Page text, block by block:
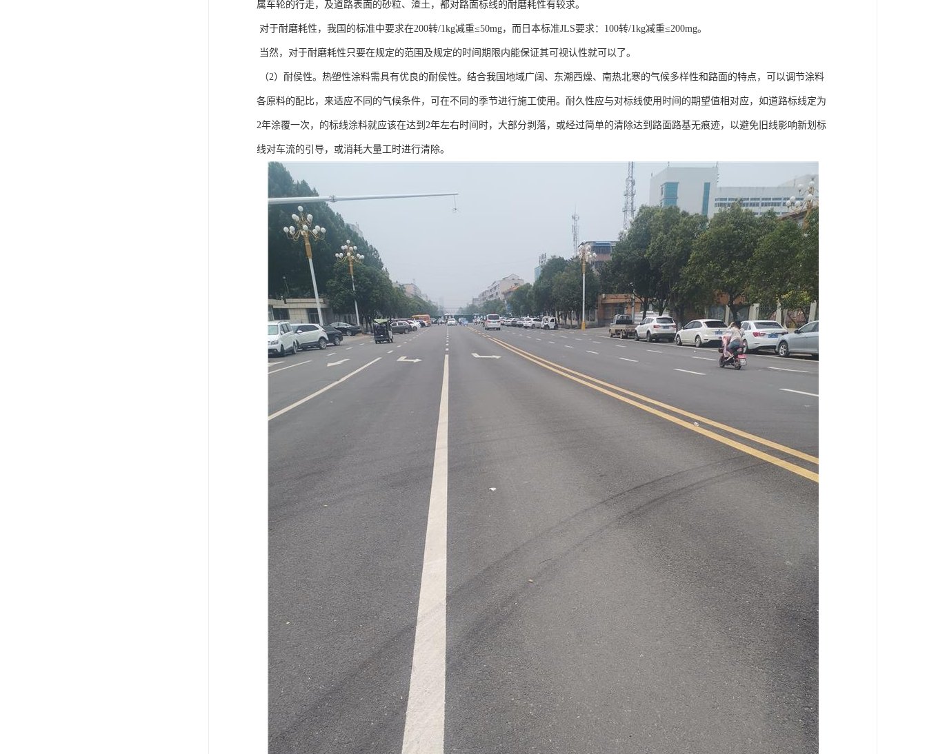
属车轮的行走，及道路表面的砂粒、渣土，都对路面标线的耐磨耗性有较求。
对于耐磨耗性，我国的标准中要求在200转/1kg减重≤50mg，而日本标准JLS要求：100转/1kg减重≤200mg。
当然，对于耐磨耗性只要在规定的范围及规定的时间期限内能保证其可视认性就可以了。
（2）耐侯性。热塑性涂料需具有优良的耐侯性。结合我国地域广阔、东潮西燥、南热北寒的气候多样性和路面的特点，可以调节涂料
各原料的配比，来适应不同的气候条件，可在不同的季节进行施工使用。耐久性应与对标线使用时间的期望值相对应，如道路标线定为
2年涂覆一次，的标线涂料就应该在达到2年左右时间时，大部分剥落，或经过简单的清除达到路面路基无痕迹，以避免旧线影响新划标
线对车流的引导，或消耗大量工时进行清除。